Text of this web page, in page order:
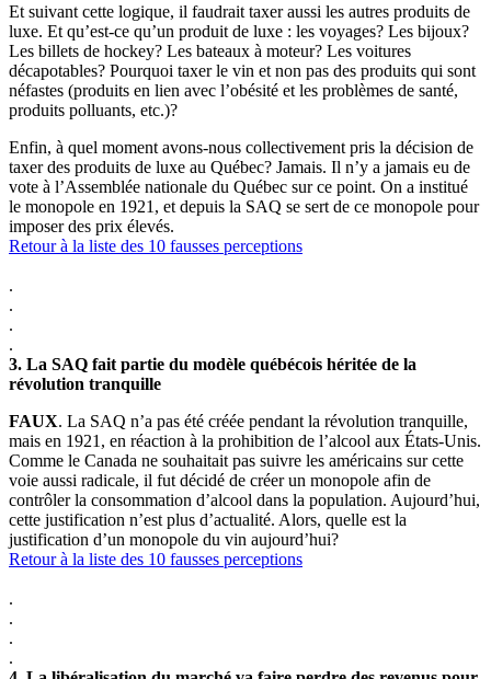
Et suivant cette logique, il faudrait taxer aussi les autres produits de
luxe. Et qu’est-ce qu’un produit de luxe : les voyages? Les bijoux?
Les billets de hockey? Les bateaux à moteur? Les voitures
décapotables? Pourquoi taxer le vin et non pas des produits qui sont
néfastes (produits en lien avec l’obésité et les problèmes de santé,
produits polluants, etc.)?
Enfin, à quel moment avons-nous collectivement pris la décision de
taxer des produits de luxe au Québec? Jamais. Il n’y a jamais eu de
vote à l’Assemblée nationale du Québec sur ce point. On a institué
le monopole en 1921, et depuis la SAQ se sert de ce monopole pour
imposer des prix élevés.
Retour à la liste des 10 fausses perceptions
.
.
.
.
3. La SAQ fait partie du modèle québécois héritée de la
révolution tranquille
FAUX. La SAQ n’a pas été créée pendant la révolution tranquille,
mais en 1921, en réaction à la prohibition de l’alcool aux États-Unis.
Comme le Canada ne souhaitait pas suivre les américains sur cette
voie aussi radicale, il fut décidé de créer un monopole afin de
contrôler la consommation d’alcool dans la population. Aujourd’hui,
cette justification n’est plus d’actualité. Alors, quelle est la
justification d’un monopole du vin aujourd’hui?
Retour à la liste des 10 fausses perceptions
.
.
.
.